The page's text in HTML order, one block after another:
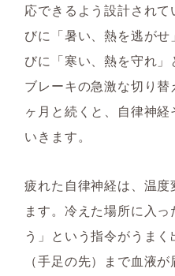
応できるよう設計され
びに「暑い、熱を逃が
びに「寒い、熱を守れ
ブレーキの急激な切り
ヶ月と続くと、自律神
いきます。
疲れた自律神経は、温度
ます。冷えた場所に入
う」という指令がうま
（手足の先）まで血液